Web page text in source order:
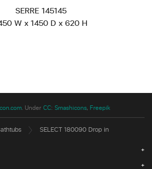
SERRE 145145
W x 1450 D x 620 H
. Under CC: Smashicons, Freepik
SELECT 180090 Drop in